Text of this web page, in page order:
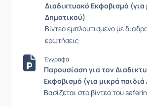
Διαδικτυακό Εκφοβισμό (για
Δημοτικού)
Βίντεο εμπλουτισμένο με
ερωτήσεις
Έγγραφα
Παρουσίαση για τον
Εκφοβισμό (για μικρά
Βασίζεται στο βίντεο του